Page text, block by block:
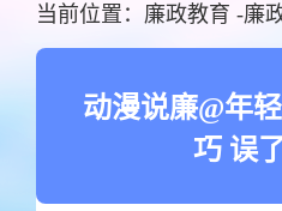
当前位置： 廉政教育 -廉
动漫说廉@年
巧 误